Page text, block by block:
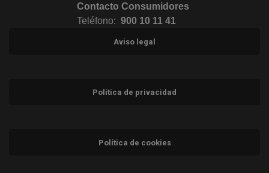
Contacto Consumidores
Teléfono: 900 10 11 41
Aviso legal
Política de privacidad
Política de cookies